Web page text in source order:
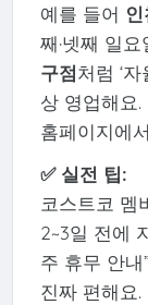
예를 들어
째·넷째 일
구점처럼 ‘
상 영업해요
홈페이지에
✅ 실전 팁:
코스트코 멤
2~3일 전에
주 휴무 안
진짜 편해요.